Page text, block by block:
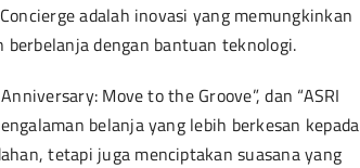
adalah inovasi yang memungkinkan
dengan bantuan teknologi.
Move to the Groove”, dan “ASRI
belanja yang lebih berkesan kepada
tetapi juga menciptakan suasana yang